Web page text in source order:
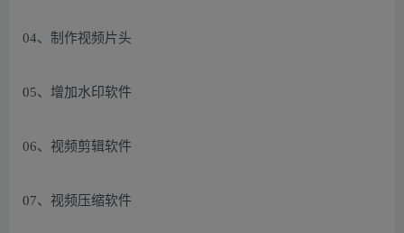
04、制作视频片头
05、增加水印软件
06、视频剪辑软件
07、视频压缩软件